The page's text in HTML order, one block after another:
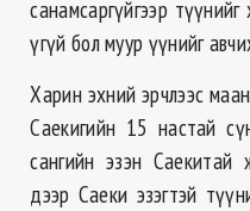
санамсаргүйгээр түүнийг
үгүй бол муур үүнийг
Харин эхний эрчлээс
Саекигийн 15 настай
сангийн эзэн Саекитай
дээр Саеки эзэгтэй